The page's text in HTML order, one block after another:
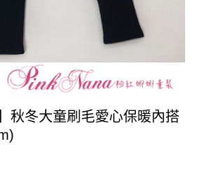
秋冬大童刷毛愛心保暖內搭